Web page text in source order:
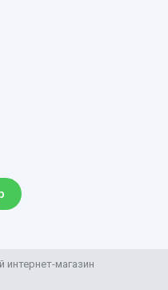
Правительства
интернет-магазин